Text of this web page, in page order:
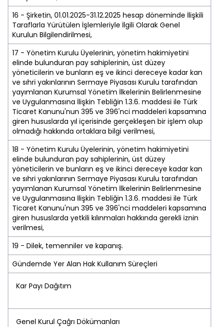
16 - Şirketin, 01.01.2025-31.12.2025 hesap döneminde İlişkili
Taraflarla Yürütülen İşlemleriyle İlgili Olarak Genel
Kurulun Bilgilendirilmesi,
17 - Yönetim Kurulu Üyelerinin, yönetim hakimiyetini
elinde bulunduran pay sahiplerinin, üst düzey
yöneticilerin ve bunların eş ve ikinci dereceye kadar kan
ve sıhri yakınlarının Sermaye Piyasası Kurulu tarafından
yayımlanan Kurumsal Yönetim İlkelerinin Belirlenmesine
ve Uygulanmasına İlişkin Tebliğin 1.3.6. maddesi ile Türk
Ticaret Kanunu'nun 395 ve 396'nci maddeleri kapsamına
giren hususlarda yıl içerisinde gerçekleşen bir işlem olup
olmadığı hakkında ortaklara bilgi verilmesi,
18 - Yönetim Kurulu Üyelerinin, yönetim hakimiyetini
elinde bulunduran pay sahiplerinin, üst düzey
yöneticilerin ve bunların eş ve ikinci dereceye kadar kan
ve sıhri yakınlarının Sermaye Piyasası Kurulu tarafından
yayımlanan Kurumsal Yönetim İlkelerinin Belirlenmesine
ve Uygulanmasına İlişkin Tebliğin 1.3.6. maddesi ile Türk
Ticaret Kanunu'nun 395 ve 396'nci maddeleri kapsamına
giren hususlarda yetkili kılınmaları hakkında gerekli iznin
verilmesi,
19 - Dilek, temenniler ve kapanış.
Gündemde Yer Alan Hak Kullanım Süreçleri
Kar Payı Dağıtım
Genel Kurul Çağrı Dökümanları